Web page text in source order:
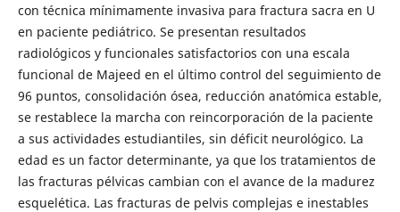
con técnica mínimamente invasiva para fractura sacra en U
en paciente pediátrico. Se presentan resultados
radiológicos y funcionales satisfactorios con una escala
funcional de Majeed en el último control del seguimiento de
96 puntos, consolidación ósea, reducción anatómica estable,
se restablece la marcha con reincorporación de la paciente
a sus actividades estudiantiles, sin déficit neurológico. La
edad es un factor determinante, ya que los tratamientos de
las fracturas pélvicas cambian con el avance de la madurez
esquelética. Las fracturas de pelvis complejas e inestables